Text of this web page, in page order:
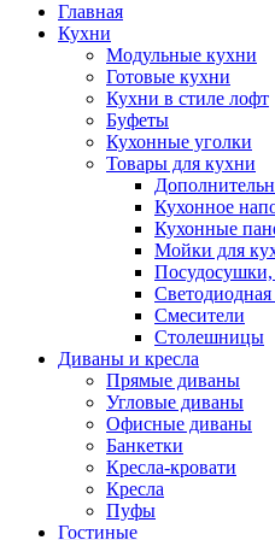
Главная
Кухни
Модульные кухни
Готовые кухни
Кухни в стиле лофт
Буфеты
Кухонные уголки
Товары для кухни
Кухонное
Кухонные
Мойки для
Посудосушки,
Светодиодная
Смесители
Столешницы
Диваны и кресла
Прямые диваны
Угловые диваны
Офисные диваны
Банкетки
Кресла-кровати
Кресла
Пуфы
Гостиные